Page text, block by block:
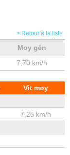
> Retour à la liste
Moy gén
7,70 km/h
Vit moy
7,25 km/h